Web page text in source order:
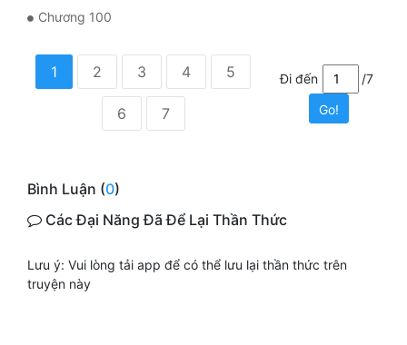
Chương 100
1 2 3 4 5
6 7
Đi đến
/7
Go!
Bình Luận (0)
Các Đại Năng Đã Để Lại Thần Thức
Lưu ý: Vui lòng tải app để có thể lưu lại thần thức trên
truyện này